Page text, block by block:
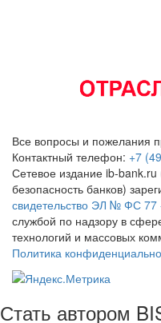
Все вопросы и пожелания
Контактный телефон: +7
Сетевое издание ib-
безопасность банков)
свидетельство ЭЛ № ФС 77
службой по надзору в
технологий и массовых
Политика
Стать автором